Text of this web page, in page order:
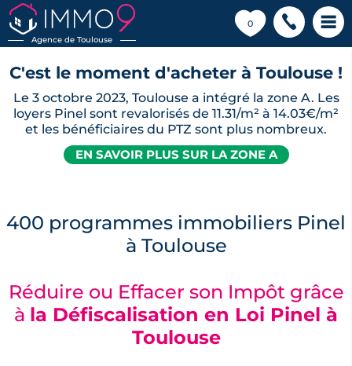
Agence de Toulouse
0
💗
C'est le moment d'acheter à Toulouse !
Le 3 octobre 2023, Toulouse a intégré la zone A. Les
loyers Pinel sont revalorisés de 11.31/m² à 14.03€/m²
et les bénéficiaires du PTZ sont plus nombreux.
EN SAVOIR PLUS SUR LA ZONE A
400 programmes immobiliers Pinel
à Toulouse
Réduire ou Effacer son Impôt grâce
à la Défiscalisation en Loi Pinel à
Toulouse